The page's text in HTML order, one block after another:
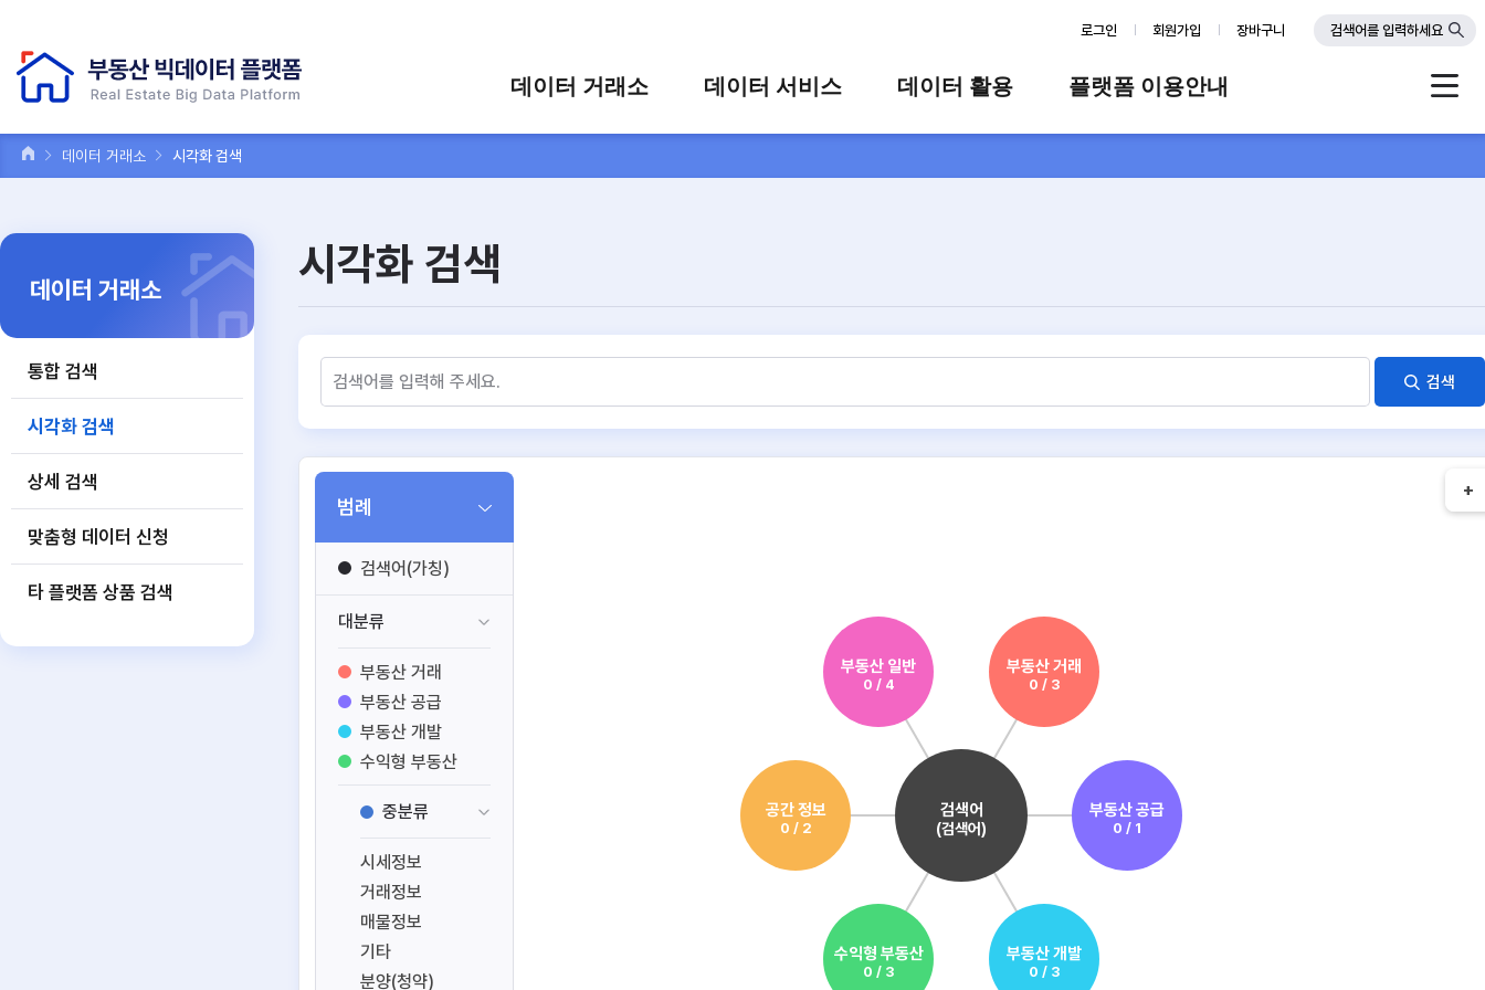
로그인 회원가입 장바구니 검색어를 입력하세요
데이터 거래소
타 플랫폼 상품 검색
데이터 서비스 데이터 활용 플랫폼 이용안내
Q&A
데이터 거래소 시각화 검색
데이터 거래소
통합 검색
시각화 검색
상세 검색
맞춤형 데이터 신청
타 플랫폼 상품 검색
시각화 검색
검색
검색어
(검색어)
부동산 거래
0 / 3
부동산 공급
0 / 1
부동산 개발
0 / 3
수익형 부동산
0 / 3
공간 정보
0 / 2
부동산 일반
0 / 4
+
범례
검색어(가칭)
대분류
부동산 거래
부동산 공급
부동산 개발
수익형 부동산
부동산 일반
중분류
시세정보
거래정보
매물정보
기타
분양(청약)